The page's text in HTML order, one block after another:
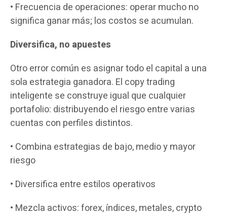
• Frecuencia de operaciones: operar mucho no
significa ganar más; los costos se acumulan.
Diversifica, no apuestes
Otro error común es asignar todo el capital a una
sola estrategia ganadora. El copy trading
inteligente se construye igual que cualquier
portafolio: distribuyendo el riesgo entre varias
cuentas con perfiles distintos.
• Combina estrategias de bajo, medio y mayor
riesgo
• Diversifica entre estilos operativos
• Mezcla activos: forex, índices, metales, crypto